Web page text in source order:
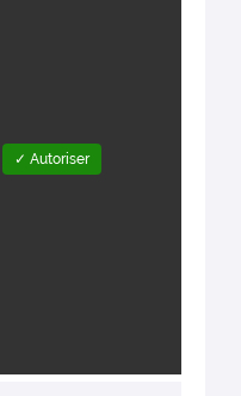
✓ Autoriser